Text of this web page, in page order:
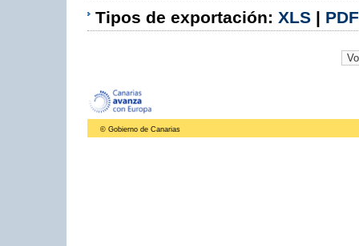
Tipos de exportación: XLS | PDF
© Gobierno de Canarias